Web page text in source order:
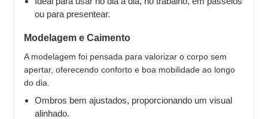
ou para presentear.
Modelagem e Caimento
A modelagem foi pensada para valorizar o corpo sem
apertar, oferecendo conforto e boa mobilidade ao longo
do dia.
Ombros bem ajustados, proporcionando um visual
alinhado.